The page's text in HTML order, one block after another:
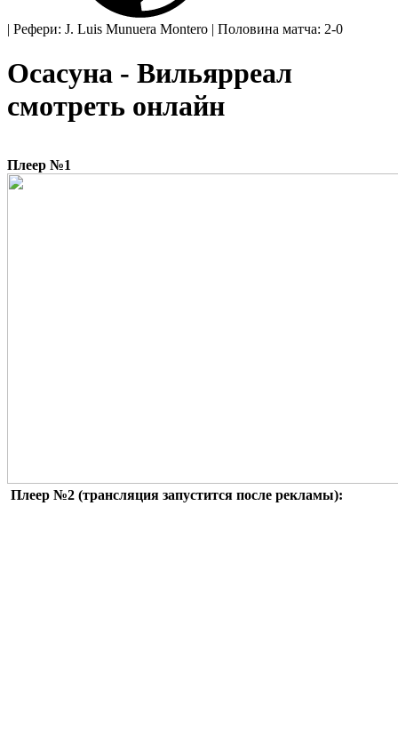
| Рефери: J. Luis Munuera Montero | Половина матча: 2-0
Осасуна - Вильярреал
смотреть онлайн
Плеер №1
Плеер №2 (трансляция запустится после рекламы):